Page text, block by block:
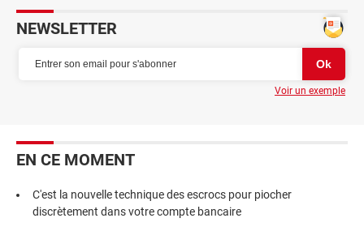
NEWSLETTER
Voir un exemple
EN CE MOMENT
C'est la nouvelle technique des escrocs pour piocher
discrètement dans votre compte bancaire